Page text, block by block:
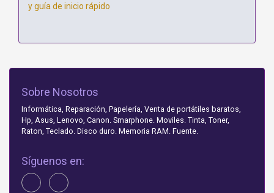
y guía de inicio rápido
Sobre Nosotros
Informática, Reparación, Papelería, Venta de portátiles baratos,
Hp, Asus, Lenovo, Canon. Smarphone. Moviles. Tinta, Toner,
Raton, Teclado. Disco duro. Memoria RAM. Fuente.
Síguenos en: